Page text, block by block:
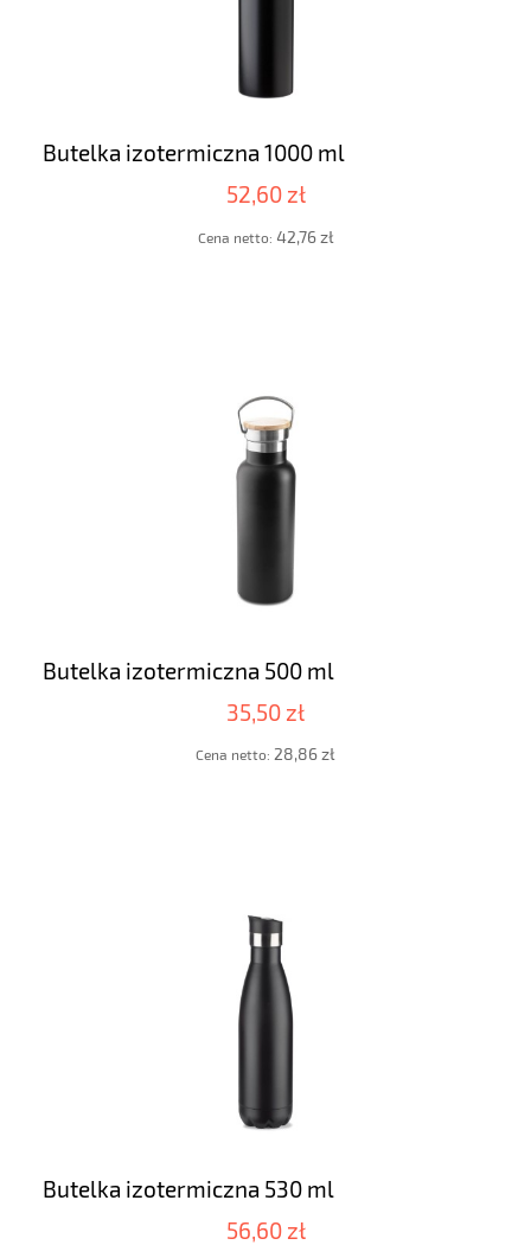
Butelka izotermiczna 1000 ml
52,60 zł
Cena netto: 42,76 zł
Butelka izotermiczna 500 ml
35,50 zł
Cena netto: 28,86 zł
Butelka izotermiczna 530 ml
56,60 zł